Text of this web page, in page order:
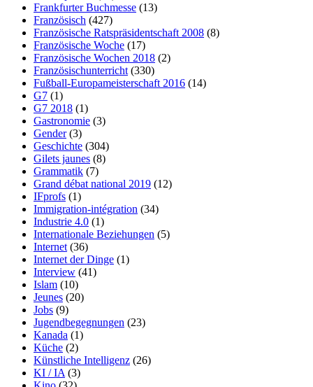
Frankfurter Buchmesse (13)
Französisch (427)
Französische Ratspräsidentschaft 2008 (8)
Französische Woche (17)
Französische Wochen 2018 (2)
Französischunterricht (330)
Fußball-Europameisterschaft 2016 (14)
G7 (1)
G7 2018 (1)
Gastronomie (3)
Gender(3)
Geschichte (304)
Gilets jaunes (8)
Grammatik (7)
Grand débat national 2019 (12)
IFprofs (1)
Immigration-intégration (34)
Industrie 4.0 (1)
Internationale Beziehungen (5)
Internet (36)
Internet der Dinge (1)
Interview (41)
Islam (10)
Jeunes (20)
Jobs (9)
Jugendbegegnungen (23)
Kanada (1)
Küche (2)
Künstliche Intelligenz (26)
KI / IA (3)